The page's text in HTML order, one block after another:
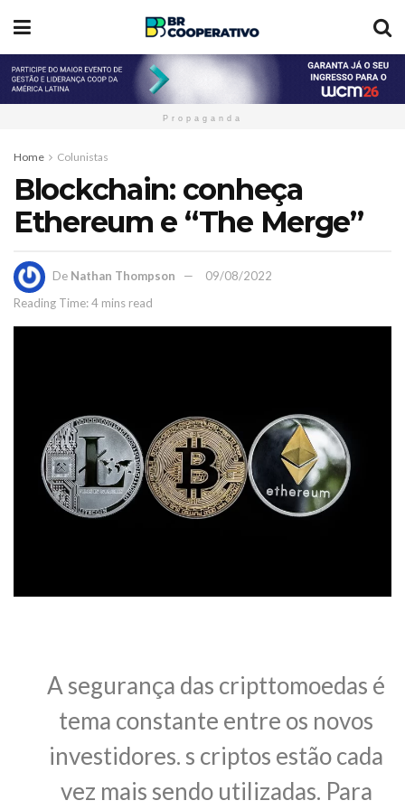
Propaganda
Home Colunistas
Blockchain: conheça
Ethereum e “The Merge”
De Nathan Thompson
09/08/2022
Reading Time: 4 mins read
A segurança das cripttomoedas é
tema constante entre os novos
investidores. s criptos estão cada
vez mais sendo utilizadas. Para